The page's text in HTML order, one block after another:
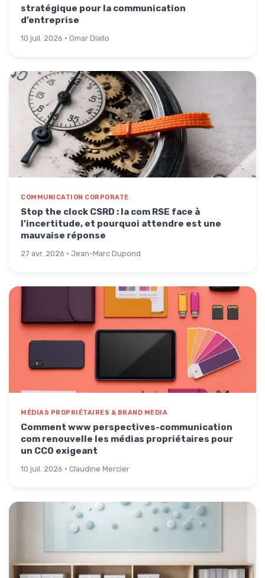
stratégique pour la communication
d’entreprise
10 juil. 2026 · Omar Diallo
COMMUNICATION CORPORATE
Stop the clock CSRD : la com RSE face à
l'incertitude, et pourquoi attendre est une
mauvaise réponse
27 avr. 2026 · Jean-Marc Dupond
MÉDIAS PROPRIÉTAIRES & BRAND MEDIA
Comment www perspectives-communication
com renouvelle les médias propriétaires pour
un CCO exigeant
10 juil. 2026 · Claudine Mercier